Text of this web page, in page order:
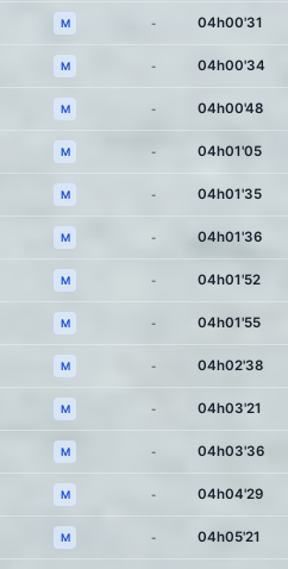
M - 04h00'31
M - 04h00'34
M - 04h00'48
M - 04h01'05
M - 04h01'35
M - 04h01'36
M - 04h01'52
M - 04h01'55
M - 04h02'38
M - 04h03'21
M - 04h03'36
M - 04h04'29
M - 04h05'21